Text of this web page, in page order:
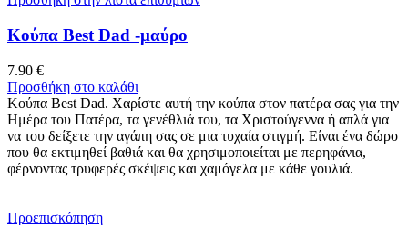
Κούπα Best Dad -μαύρο
7.90 €
Προσθήκη στο καλάθι
Κούπα Best Dad. Χαρίστε αυτή την κούπα στον πατέρα σας για την
Ημέρα του Πατέρα, τα γενέθλιά του, τα Χριστούγεννα ή απλά για
να του δείξετε την αγάπη σας σε μια τυχαία στιγμή. Είναι ένα δώρο
που θα εκτιμηθεί βαθιά και θα χρησιμοποιείται με περηφάνια,
φέρνοντας τρυφερές σκέψεις και χαμόγελα με κάθε γουλιά.
Προεπισκόπηση